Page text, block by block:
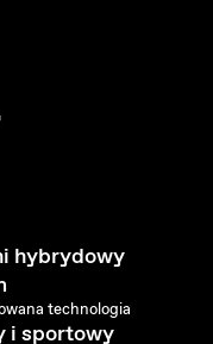
hybrydowy
technologia
i sportowy